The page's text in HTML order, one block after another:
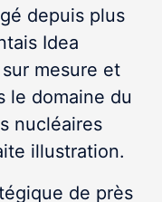
depuis plus
Idea
mesure et
le domaine du
nucléaires
illustration.
de près